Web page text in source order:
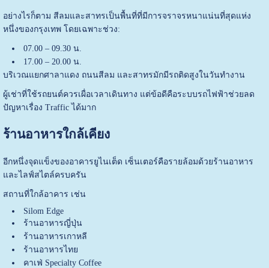
อย่างไรก็ตาม สีลมและสาทรเป็นพื้นที่ที่มีการจราจรหนาแน่นที่สุดแห่ง
หนึ่งของกรุงเทพ โดยเฉพาะช่วง:
07.00 – 09.30 น.
17.00 – 20.00 น.
บริเวณแยกศาลาแดง ถนนสีลม และสาทรมักมีรถติดสูงในวันทำงาน
ผู้เช่าที่ใช้รถยนต์ควรเผื่อเวลาเดินทาง แต่ข้อดีคือระบบรถไฟฟ้าช่วยลด
ปัญหาเรื่อง Traffic ได้มาก
ร้านอาหารใกล้เคียง
อีกหนึ่งจุดแข็งของอาคารยูไนเต็ด เซ็นเตอร์คือรายล้อมด้วยร้านอาหาร
และไลฟ์สไตล์ครบครัน
สถานที่ใกล้อาคาร เช่น
Silom Edge
ร้านอาหารญี่ปุ่น
ร้านอาหารเกาหลี
ร้านอาหารไทย
คาเฟ่ Specialty Coffee